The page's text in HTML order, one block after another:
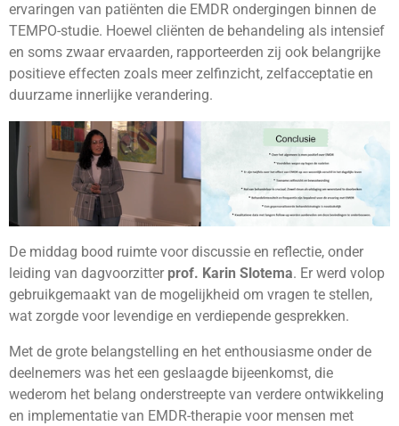
ervaringen van patiënten die EMDR ondergingen binnen de
TEMPO-studie. Hoewel cliënten de behandeling als intensief
en soms zwaar ervaarden, rapporteerden zij ook belangrijke
positieve effecten zoals meer zelfinzicht, zelfacceptatie en
duurzame innerlijke verandering.
De middag bood ruimte voor discussie en reflectie, onder
leiding van dagvoorzitter prof. Karin Slotema. Er werd volop
gebruikgemaakt van de mogelijkheid om vragen te stellen,
wat zorgde voor levendige en verdiepende gesprekken.
Met de grote belangstelling en het enthousiasme onder de
deelnemers was het een geslaagde bijeenkomst, die
wederom het belang onderstreepte van verdere ontwikkeling
en implementatie van EMDR-therapie voor mensen met